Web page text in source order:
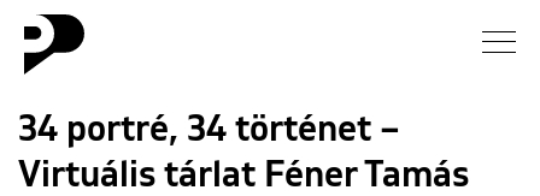
Hírek
Galéria
34 portré, 34 történet –
Virtuális tárlat Féner Tamás